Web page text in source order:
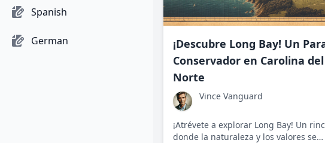
Spanish
German
¡Descubre Long Bay! Un
Conservador en Carolina del
Norte
Vince Vanguard
¡Atrévete a explorar Long Bay! Un
donde la naturaleza y los valores se